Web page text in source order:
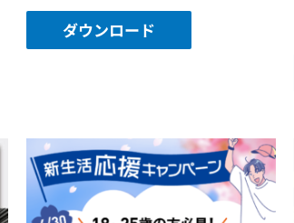
ダウンロード